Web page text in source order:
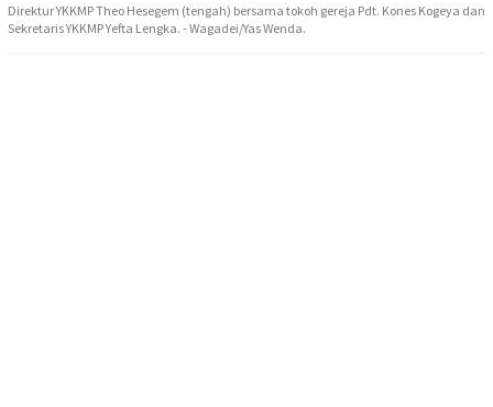
Direktur YKKMP Theo Hesegem (tengah) bersama tokoh gereja Pdt. Kones Kogeya dan
Sekretaris YKKMP Yefta Lengka. - Wagadei/Yas Wenda.